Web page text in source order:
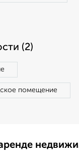
(2)
помещение